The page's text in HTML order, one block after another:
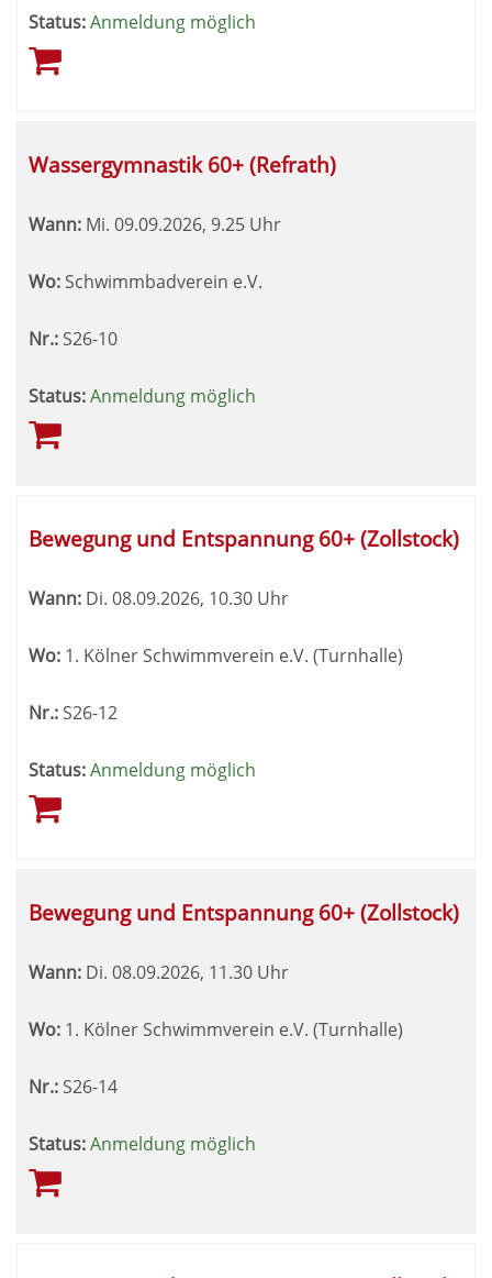
Status:Anmeldung möglich
Wassergymnastik 60+ (Refrath)
Wann: Mi. 09.09.2026, 9.25 Uhr
Wo: Schwimmbadverein e.V.
Nr.: S26-10
Status:Anmeldung möglich
Bewegung und Entspannung 60+ (Zollstock)
Wann: Di. 08.09.2026, 10.30 Uhr
Wo: 1. Kölner Schwimmverein e.V. (Turnhalle)
Nr.:S26-12
Status:Anmeldung möglich
Bewegung und Entspannung 60+ (Zollstock)
Wann: Di. 08.09.2026, 11.30 Uhr
Wo: 1. Kölner Schwimmverein e.V. (Turnhalle)
Nr.: S26-14
Status:Anmeldung möglich